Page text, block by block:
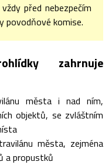
před nebezpečím
povodňové komise.
zahrnuje
města i nad ním,
objektů, se zvláštním
města, zejména
a propustků